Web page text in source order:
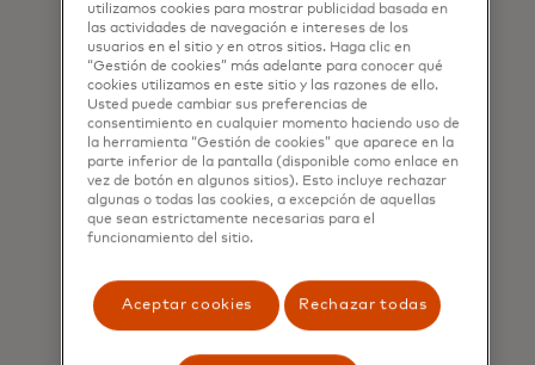
Fuerza para el bien
Contribuimos a la sostenibilidad
económica a través de las personas,
la prosperidad y nuestro planeta.
Conoce más
utilizamos cookies para mostrar publicidad basada en
las actividades de navegación e intereses de los
usuarios en el sitio y en otros sitios. Haga clic en
“Gestión de cookies” más adelante para conocer qué
cookies utilizamos en este sitio y las razones de ello.
Usted puede cambiar sus preferencias de
consentimiento en cualquier momento haciendo uso de
la herramienta “Gestión de cookies” que aparece en la
parte inferior de la pantalla (disponible como enlace en
vez de botón en algunos sitios). Esto incluye rechazar
algunas o todas las cookies, a excepción de aquellas
que sean estrictamente necesarias para el
funcionamiento del sitio.
Aceptar cookies Rechazar todas